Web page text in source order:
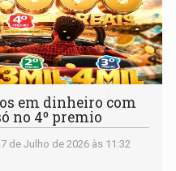
em dinheiro com
no 4º premio
de Julho de 2026 às 11:32